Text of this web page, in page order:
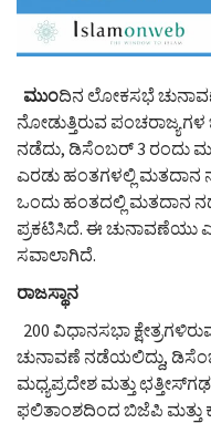
ಮುಂದಿನ ಲೋಕಸಭೆ
ನೋಡುತ್ತಿರುವ
ನಡೆದು, ಡಿಸೆಂಬರ್ 3 ರಂದು
ಎರಡು ಹಂತಗಳಲ್ಲಿ ಮತದಾನ
ಒಂದು ಹಂತದಲ್ಲಿ ಮತದಾನ
ಪ್ರಕಟಿಸಿದೆ. ಈ ಚುನಾವಣೆಯು
ಸವಾಲಾಗಿದೆ.
ರಾಜಸ್ಥಾನ
200 ವಿಧಾನಸಭಾ
ಚುನಾವಣೆ ನಡೆಯಲಿದ್ದು,
ಮಧ್ಯಪ್ರದೇಶ ಮತ್ತು
ಫಲಿತಾಂಶದಿಂದ ಬಿಜೆಪಿ ಮತ್ತು